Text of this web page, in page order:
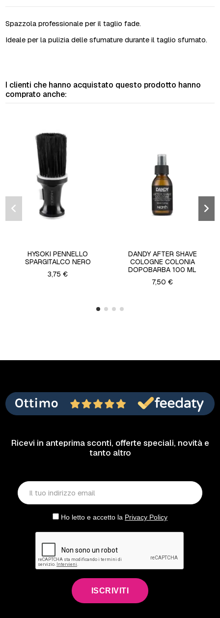
Spazzola professionale per il taglio fade.
Ideale per la pulizia delle sfumature durante il taglio sfumato.
I clienti che hanno acquistato questo prodotto hanno
comprato anche:
HYSOKI PENNELLO
SPARGITALCO NERO
3,75 €
DANDY AFTER SHAVE
COLOGNE COLONIA
DOPOBARBA 100 ML
7,50 €
Ricevi in anteprima sconti, offerte speciali, novità e
tanto altro
Ho letto e accetto la Privacy Policy
ISCRIVITI